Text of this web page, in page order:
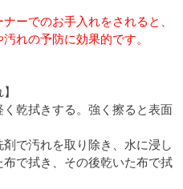
ーでのお手入れをされると、
れの予防に効果的です。
く乾拭きする。強く擦ると表面
で汚れを取り除き、水に浸し
で拭き、その後乾いた布で拭